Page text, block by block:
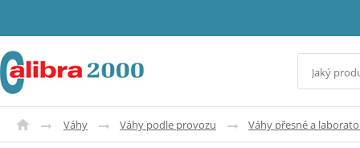
Váhy Váhy podle provozu Váhy přesné a